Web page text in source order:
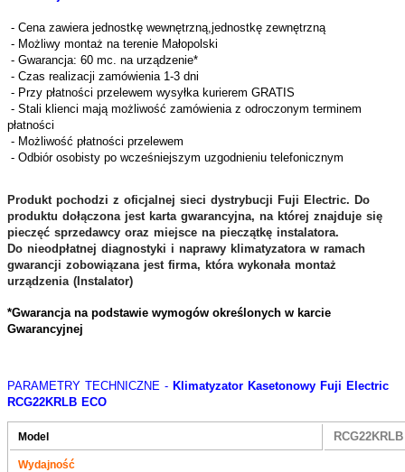
- Cena zawiera jednostkę wewnętrzną,jednostkę zewnętrzną
- Możliwy montaż na terenie Małopolski
- Gwarancja: 60 mc. na urządzenie*
- Czas realizacji zamówienia 1-3 dni
- Przy płatności przelewem wysyłka kurierem GRATIS
- Stali klienci mają możliwość zamówienia z odroczonym terminem
płatności
- Możliwość płatności przelewem
- Odbiór osobisty po wcześniejszym uzgodnieniu telefonicznym
Produkt pochodzi z oficjalnej sieci dystrybucji Fuji Electric. Do
produktu dołączona jest karta gwarancyjna, na której znajduje się
pieczęć sprzedawcy oraz miejsce na pieczątkę instalatora.
Do nieodpłatnej diagnostyki i naprawy klimatyzatora w ramach
gwarancji zobowiązana jest firma, która wykonała montaż
urządzenia ( Instalator)
*Gwarancja na podstawie wymogów określonych w karcie
Gwarancyjnej
PARAMETRY TECHNICZNE - Klimatyzator Kasetonowy Fuji Electric
RCG22KRLB ECO
Model
Wydajność